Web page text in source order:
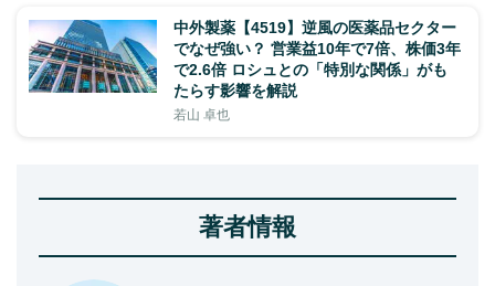
中外製薬【4519】逆風の医薬品セクター
でなぜ強い？ 営業益10年で7倍、株価3年
で2.6倍 ロシュとの「特別な関係」がも
たらす影響を解説
若山 卓也
著者情報